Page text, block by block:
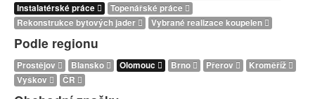
Instalatérské práce
Topenářské práce
Rekonstrukce bytových jader
Vybrané realizace koupelen
Podle regionu
Prostějov Blansko Olomouc Brno Přerov
Kroměříž
Vyškov
ČR